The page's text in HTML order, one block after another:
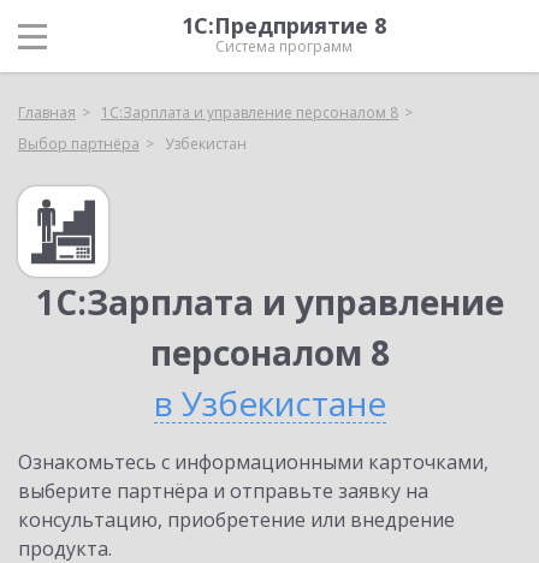
1С:Предприятие 8
Система программ
Главная
1С:Зарплата и управление персоналом 8
Выбор партнёра
Узбекистан
1С:Зарплата и управление
персоналом 8
в Узбекистане
Ознакомьтесь с информационными карточками,
выберите партнёра и отправьте заявку на
консультацию, приобретение или внедрение
продукта.